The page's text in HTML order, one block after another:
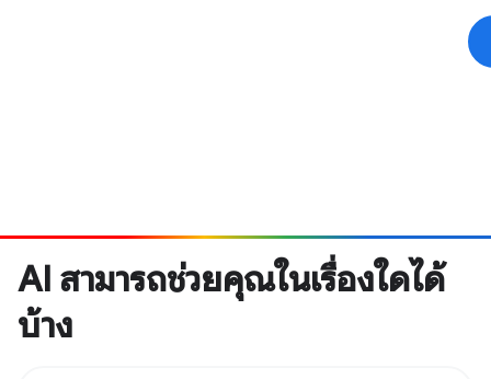
AI สามารถช่วยคุณในเรื่องใดได้
บ้าง